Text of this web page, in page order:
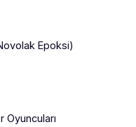
Epoksi)